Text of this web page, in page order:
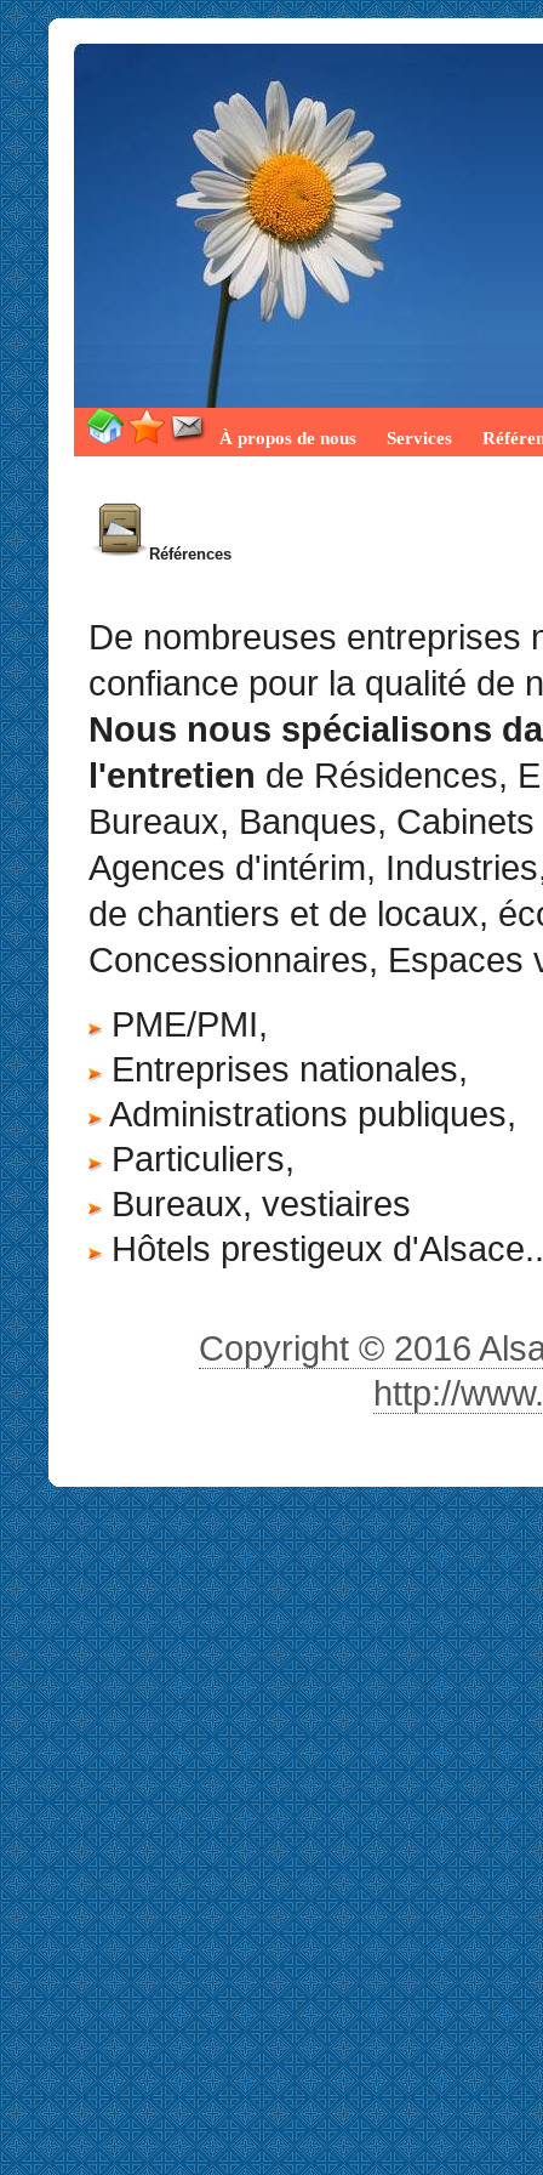
À propos de nous Services
Références
De nombreuses entreprises
confiance pour la qualité de
Nous nous spécialisons
l'entretien de Résidences,
Bureaux, Banques,
Agences d'intérim,
de chantiers et de locaux,
Concessionnaires, Espaces
PME/PMI,
Entreprises nationales,
Administrations publiques,
Particuliers,
Bureaux, vestiaires
Hôtels prestigeux
Copyright © 2016
http://